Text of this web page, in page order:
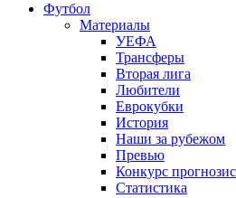
Футбол
Материалы
УЕФА
Трансферы
Вторая лига
Любители
Еврокубки
История
Наши за рубежом
Превью
Конкурс
Статистика